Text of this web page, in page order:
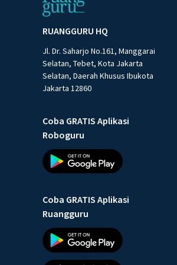
RUANGGURU HQ
Jl. Dr. Saharjo No.161, Manggarai
Selatan, Tebet, Kota Jakarta
Selatan, Daerah Khusus Ibukota
Jakarta 12860
Coba GRATIS Aplikasi
Roboguru
Coba GRATIS Aplikasi
Ruangguru